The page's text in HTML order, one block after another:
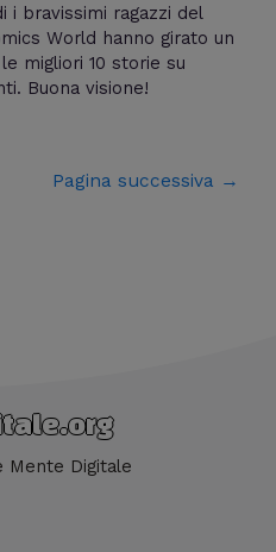
i bravissimi ragazzi del
World hanno girato un
migliori 10 storie su
Buona visione!
Pagina successiva →
Mente Digitale